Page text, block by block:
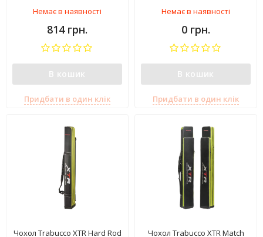
Немає в наявності
814 грн.
В кошик
Придбати в один клік
Немає в наявності
0 грн.
В кошик
Придбати в один клік
Чохол Trabucco XTR Hard Rod
Чохол Trabucco XTR Match